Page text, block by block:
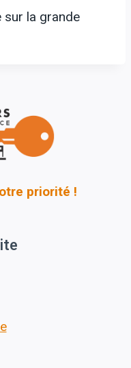
sur la grande
priorité !